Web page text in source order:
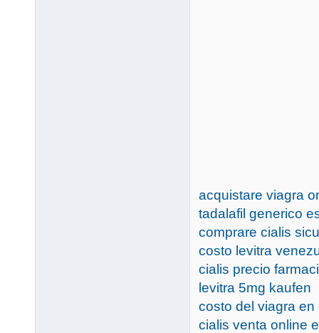
acquistare viagra
tadalafil generico
comprare cialis
costo levitra
cialis precio
levitra 5mg kaufen
costo del viagra en
cialis venta online